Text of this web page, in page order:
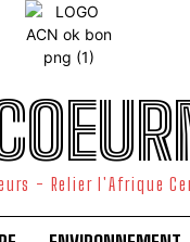
- Relier l'Afrique